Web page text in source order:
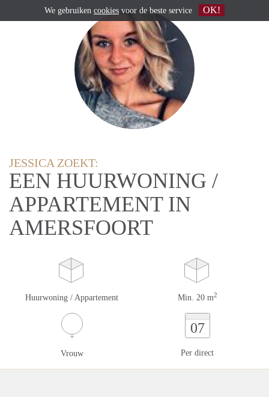
JESSICA ZOEKT:
EEN HUURWONING /
APPARTEMENT IN
AMERSFOORT
Huurwoning / Appartement Min. 20 m2
Vrouw
07
Per direct
We gebruiken cookies voor de beste service OK!